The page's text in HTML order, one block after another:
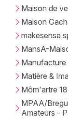
Maison de
Maison
makesense
MansA-
Manufacture
Matière &
Môm'artre
MPAA/
Amateurs -